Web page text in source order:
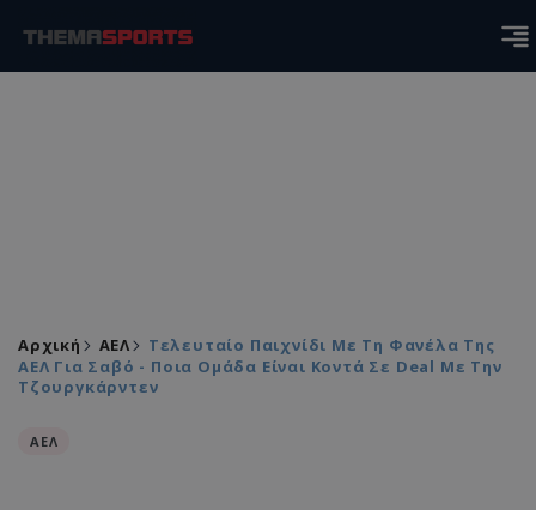
Αρχική ΑΕΛ
Τελευταίο Παιχνίδι Με Τη Φανέλα Της
ΑΕΛ Για Σαβό - Ποια Ομάδα Είναι Κοντά Σε Deal Με Την
Τζουργκάρντεν
ΑΕΛ